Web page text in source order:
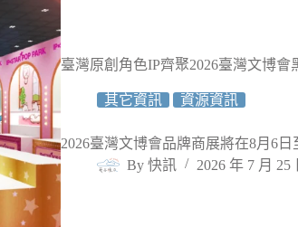
臺灣原創角色IP齊聚2026臺灣文博
其它資訊 資源資訊
2026臺灣文博會品牌商展將在8月6
By 快訊 2026 年 7 月 25